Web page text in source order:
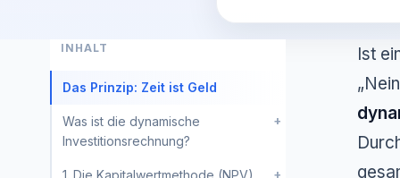
INHALT
Das Prinzip: Zeit ist Geld
+
Was ist die dynamische
Investitionsrechnung?
+
1. Die Kapitalwertmethode (NPV)
Ist